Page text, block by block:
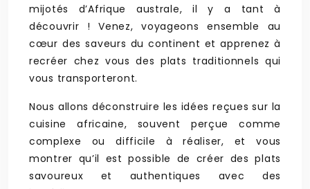
mijotés d’Afrique australe, il y a tant à
découvrir ! Venez, voyageons ensemble au
cœur des saveurs du continent et apprenez à
recréer chez vous des plats traditionnels qui
vous transporteront.
Nous allons déconstruire les idées reçues sur la
cuisine africaine, souvent perçue comme
complexe ou difficile à réaliser, et vous
montrer qu’il est possible de créer des plats
savoureux et authentiques avec des